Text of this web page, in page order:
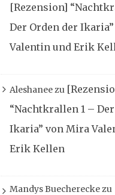
[Rezension]
Der Orden der
Valentin und Erik
Aleshaneezu
“Nachtkrallen 1 –
Ikaria” von Mira
Erik Kellen
Mandys Buechereckezu